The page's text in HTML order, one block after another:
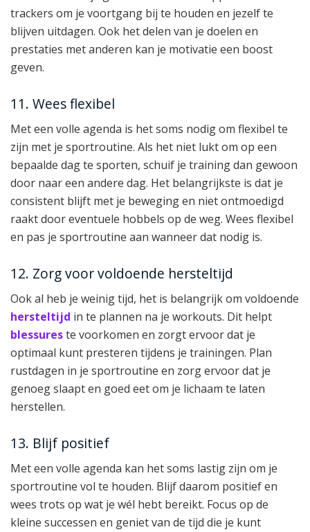
trackers om je voortgang bij te houden en jezelf te
blijven uitdagen. Ook het delen van je doelen en
prestaties met anderen kan je motivatie een boost
geven.
11. Wees flexibel
Met een volle agenda is het soms nodig om flexibel te
zijn met je sportroutine. Als het niet lukt om op een
bepaalde dag te sporten, schuif je training dan gewoon
door naar een andere dag. Het belangrijkste is dat je
consistent blijft met je beweging en niet ontmoedigd
raakt door eventuele hobbels op de weg. Wees flexibel
en pas je sportroutine aan wanneer dat nodig is.
12. Zorg voor voldoende hersteltijd
Ook al heb je weinig tijd, het is belangrijk om voldoende
hersteltijd in te plannen na je workouts. Dit helpt
blessureste voorkomen en zorgt ervoor dat je
optimaal kunt presteren tijdens je trainingen. Plan
rustdagen in je sportroutine en zorg ervoor dat je
genoeg slaapt en goed eet om je lichaam te laten
herstellen.
13. Blijf positief
Met een volle agenda kan het soms lastig zijn om je
sportroutine vol te houden. Blijf daarom positief en
wees trots op wat je wél hebt bereikt. Focus op de
kleine successen en geniet van de tijd die je kunt